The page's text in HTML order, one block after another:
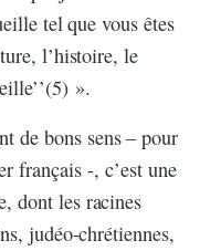
tel que vous êtes
l’histoire, le
».
de bons sens – pour
français -, c’est une
dont les racines
judéo-chrétiennes,